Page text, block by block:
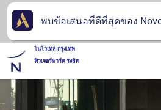
โนโวเทล กรุงเทพ
ฟิวเจอร์พาร์ค รังสิต
พบข้อเสนอที่ดีที่สุดของ